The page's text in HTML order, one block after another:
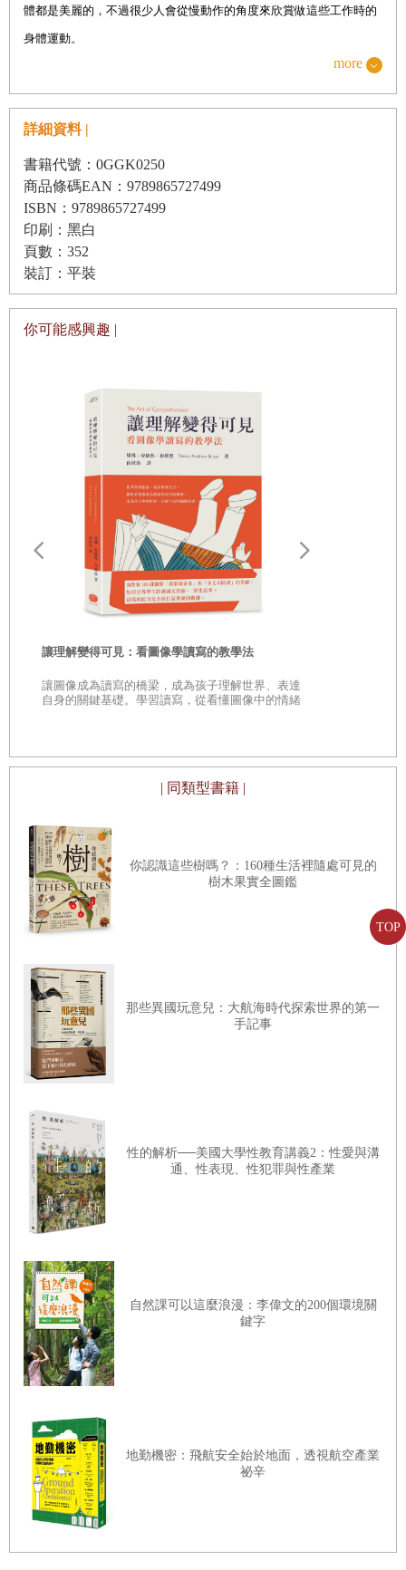
TOP
體都是美麗的，不過很少人會從慢動作的角度來欣賞做這些工作時的
身體運動。
清垃圾跟任何粗活一樣，竅門是速度。清潔隊在午餐前能清除十二到
十四噸垃圾，但是要做得那麼快是得付出代價的。加快工作速度就會
更常受傷，就算沒有肌肉撕裂傷或扭傷，疼痛也會更嚴重，而且恢復
得更緩慢。
在紐約市，清潔隊員會學習如何彎腰與搬運最安全、最有效率，但是
這些技巧很難傳授，新隊員總是自以為早就會了。訓練期間，搬重物
的課程有時候會變成靜態的問答，菜鳥詢問教官工作內容到底是什
麼、怎麼爭取離家近的職務、哪些分隊絕對要避開、大約多久以後能
呀。很少清潔隊員會忘記第一天搬垃圾；而且最初幾個月，多數人從
年一本談論清垃圾的巨著上寫道，「能獨自快速學會用最好、最輕鬆
的方式搬運垃圾，就是值得留下的清潔隊員。」
一九三七年成立的美國公共工程協會寫了《廢棄物回收實務》
Refuse Collection Practice）這本書，提出解決都市公共建設問題的
新策略，包括時動研究（time-motion studies
肅見解。顯而易見，美國公共工程協會很快就關注起固態廢棄物，在
一九三八年首次出版刊物，《街道清潔實務》（
），第二本是《下水道租用費》（Sewer Rentals
由於搬垃圾的工作相當耗費體力，因此有人紛紛舉出自己認為最好的
到垃圾車。」作者寫道，「搬垃圾桶最輕鬆的方法⋯⋯是快速平穩地
把垃圾桶抬到大約膝蓋的高度，接著順勢再用膝蓋往上頂，在大約肩
放到肩膀或頭頂上，或繼續把垃圾桶推到垃圾車裡。」
書上有一張說明照片，一名男性非裔美國人，穿戴帽子、手套、靴子
和長及膝蓋的工作圍裙，左肩上平衡著一個裝滿垃圾的高錫桶。旁邊
還有一張照片，一名白人，穿戴帽子、手套和靴子，但是沒有穿工作
有沒有在帽子裡放護墊，但是有解釋說有些人喜歡用這種方式，因為
「用這種姿勢比較容易平衡寬大的容器」。
照片裡的桶子和盆子外形完好，沒有明顯的凹曲邊緣或鏽蝕破洞。那
是用於說明的，裡頭八成也沒有長滿蛆，或滴漏發臭的汙水，也就是
物倒掉後，還是能放無害的東西，像是兒童玩具和換洗衣物。
然而，現代的垃圾桶大多不是那個樣子（我也不相信一九四一年的垃
圾桶有那麼乾淨）。那兩張照片勾起我的記憶，某天下午，在市議會
聽證會，一名政治人物提出強硬的要求。她代表下東區，下東區熱鬧
區，當天報紙頭版都在報導老鼠的問題，那位議員指稱老鼠大啖國宅
數百包垃圾袋裡的垃圾。老鼠讓那位市議員不悅，但是垃圾袋讓她更
不悅。在聽證會中，她質問杜赫帝局長，有沒有東西可以取代垃圾
袋，最後用幾乎是咆哮的音量要求局長，當場立刻在世人面前公開發
誓，會用有蓋子的金屬垃圾桶取代所有垃圾袋。
接下來她沉默片刻，怒目注視著局長。杜赫帝說話，帶著鼻音的史坦
頓島口音迴盪會議室內。局長告訴她，說自己任職數十年，對金屬垃
圾桶瞭若指掌。垃圾桶比垃圾袋還糟，垃圾桶很快就會凹掉，然後蓋
子就蓋不上，或不見，或沒人用。手把會斷掉。底面、側面和邊框會
more
詳細資料 |
書籍代號：0GGK0250
商品條碼EAN：9789865727499
ISBN：9789865727499
印刷：黑白
頁數：352
裝訂：平裝
你可能感興趣 |
讓理解變得可見：看圖像學讀寫的教學法
讓圖像成為讀寫的橋梁，成為孩子理解世界、表達
自身的關鍵基礎。學習讀寫，從看懂圖像中的情緒
| 同類型書籍 |
你認識這些樹嗎？：160種生活裡隨處可見的
樹木果實全圖鑑
那些異國玩意兒：大航海時代探索世界的第一
手記事
性的解析──美國大學性教育講義2：性愛與溝
通、性表現、性犯罪與性產業
自然課可以這麼浪漫：李偉文的200個環境關
鍵字
地勤機密：飛航安全始於地面，透視航空產業
祕辛